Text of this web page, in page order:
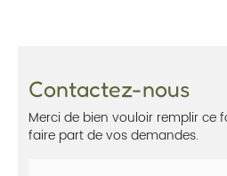
Contactez-nous
Merci de bien vouloir remplir ce
faire part de vos demandes.